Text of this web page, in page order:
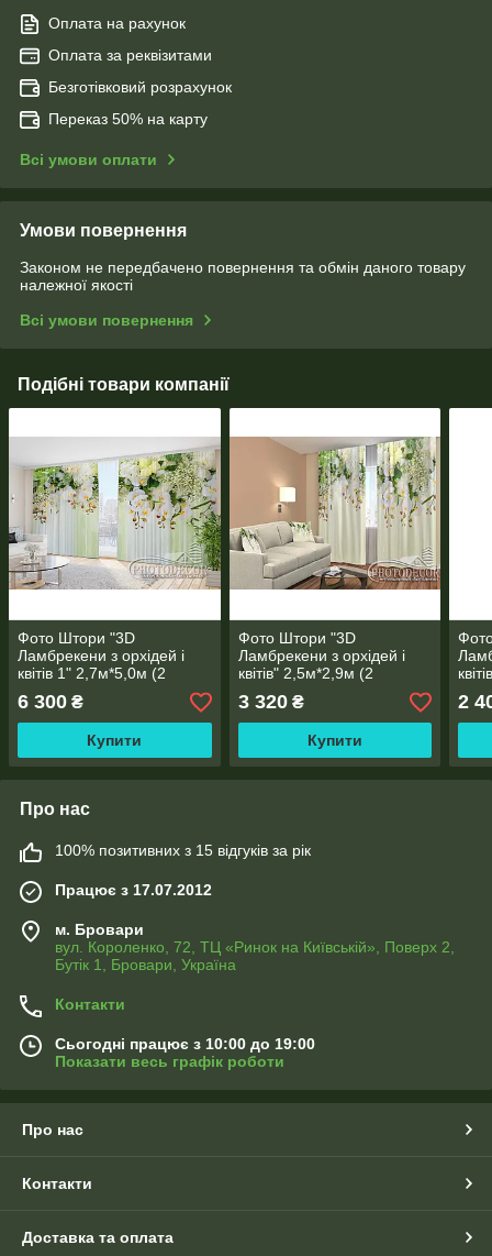
Оплата на рахунок
Оплата за реквізитами
Безготівковий розрахунок
Переказ 50% на карту
Всі умови оплати
Умови повернення
Законом не передбачено повернення та обмін даного товару
належної якості
Всі умови повернення
Подібні товари компанії
Фото Штори "3D
Ламбрекени з орхідей і
квітів 1" 2,7м*5,0м (2
6 300 ₴
Купити
Фото Штори "3D
Ламбрекени з орхідей і
квітів" 2,5м*2,9м (2
полотна по 1,45м), тасьма
3 320₴
Купити
2
Про нас
100% позитивних з 15 відгуків за рік
Працює з 17.07.2012
м. Бровари
вул. Короленко, 72, ТЦ «Ринок на Київській», Поверх 2,
Бутік 1, Бровари, Україна
Контакти
Сьогодні працює з 10:00 до 19:00
Показати весь графік роботи
Про нас
Контакти
Доставка та оплата